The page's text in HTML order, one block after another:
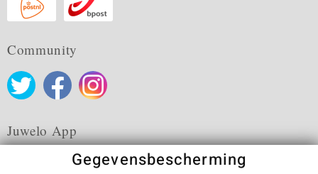
Community
Juwelo App
Gegevensbescherming